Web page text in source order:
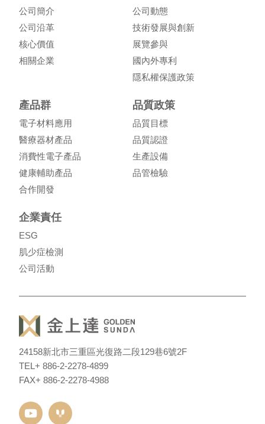
公司簡介
公司沿革
核心價值
相關企業
公司動態
技術發展與創新
展覽參與
國內外專利
隱私權保護政策
產品群
電子材料應用
醫療器材產品
消費性電子產品
健康輔助產品
合作開發
品質政策
品質目標
品質認證
生產設備
品管檢驗
企業責任
ESG
肌少症檢測
公司活動
24158新北市三重區光復路二段129巷6號2F
TEL + 886-2-2278-4899
FAX+ 886-2-2278-4988